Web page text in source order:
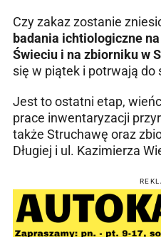
Czy zakaz zostanie
badania ichtiologiczne
Świeciu i na zbiorniku w
się w piątek i potrwają do
Jest to ostatni etap,
prace inwentaryzacji
także Struchawę oraz
Długiej i ul. Kazimierza